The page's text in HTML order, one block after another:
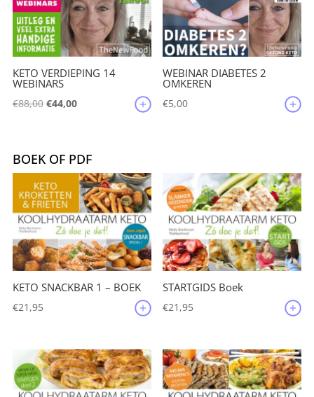
KETO VERDIEPING 14
WEBINARS
€88,00 Oorspronkelijke
€88,00.
€44,00Huidige
€44,00.
WEBINAR DIABETES 2
OMKEREN
€5,00
BOEK OF PDF
KETO SNACKBAR 1 – BOEK
€21,95
STARTGIDS Boek
€21,95